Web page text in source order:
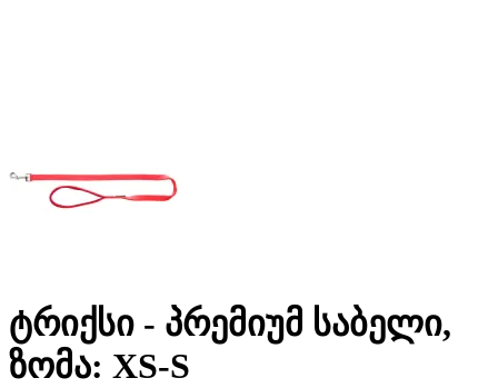
ტრიქსი - პრემიუმ საბელი,
ზომა: XS-S